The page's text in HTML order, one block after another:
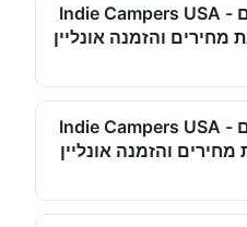
השכרת קרוואנים - Indie Campers USA
מחירים והזמנה אונליין
השכרת קרוואנים - Indie Campers USA
מחירים והזמנה אונליין